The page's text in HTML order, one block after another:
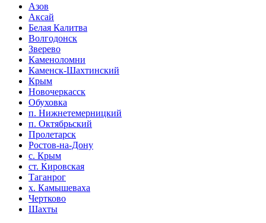
Азов
Аксай
Белая Калитва
Волгодонск
Зверево
Каменоломни
Каменск-Шахтинский
Крым
Новочеркасск
Обуховка
п. Нижнетемерницкий
п. Октябрьский
Пролетарск
Ростов-на-Дону
с. Крым
ст. Кировская
Таганрог
х. Камышеваха
Чертково
Шахты